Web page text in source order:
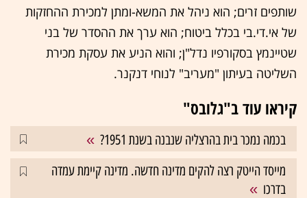
שותפים זרים; הוא ניהל את המשא-ומתן למכירת ההחזקות
של אי.די.בי בכלל ביטוח; הוא ערך את ההסדר של בני
שטיינמץ בסקורפיו נדל"ן; והוא הניע את עסקת מכירת
השליטה בעיתון "מעריב" לנוחי דנקנר.
קיראו עוד ב"גלובס"
בכמה נמכר בית בהרצליה שנבנה בשנת 1951?
מייסד הייטק רצה להקים מדינה חדשה. מדינה קיימת עמדה
בדרכו